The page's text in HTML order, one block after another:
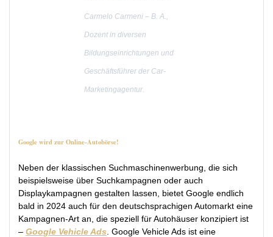
Carmelo Carmeni – B. A.,
Dozent in diversen
Bildungseinrichtungen und
Geschäftsführer der Car-
Marketingagentur.
Google wird zur Online-Autobörse!
Neben der klassischen Suchmaschinenwerbung, die sich
beispielsweise über Suchkampagnen oder auch
Displaykampagnen gestalten lassen, bietet Google endlich
bald in 2024 auch für den deutschsprachigen Automarkt eine
Kampagnen-Art an, die speziell für Autohäuser konzipiert ist
– Google Vehicle Ads . Google Vehicle Ads ist eine